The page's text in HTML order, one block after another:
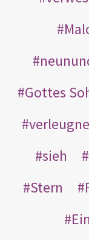
Gottes
sieh
Stern